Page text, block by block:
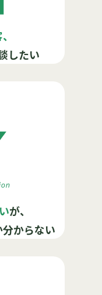
したい
が、
からない